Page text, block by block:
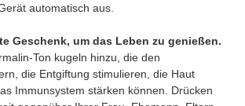
automatisch aus.
Geschenk, um das Leben zu genießen.
Ton kugeln hinzu, die den
die Entgiftung stimulieren, die Haut
Immunsystem stärken können. Drücken